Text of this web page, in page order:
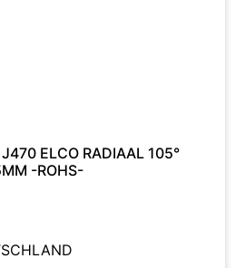
ELCO RADIAAL 105°
-ROHS-